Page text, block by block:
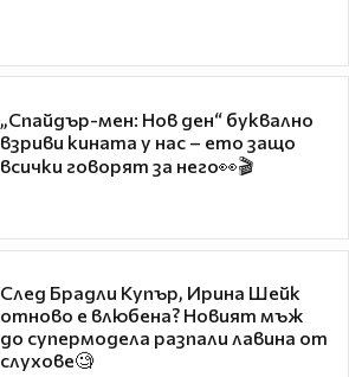
„Спайдър-мен: Нов ден“ буквално
взриви кината у нас – ето защо
всички говорят за него👀🎬
След Брадли Купър, Ирина Шейк
отново е влюбена? Новият мъж
до супермодела разпали лавина от
слухове🧐